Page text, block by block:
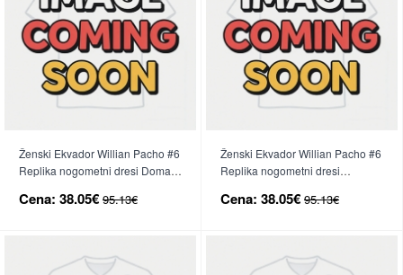
Ženski Ekvador Willian Pacho #6
Replika nogometni dresi Domači
Cena: 38.05€ 95.13€
Ženski Ekvador Willian Pacho #6
Replika nogometni dresi
Cena: 38.05€ 95.13€